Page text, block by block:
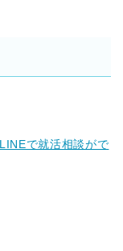
LINEで就活相談がで